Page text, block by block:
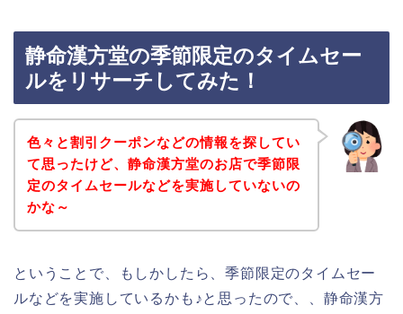
静命漢方堂の季節限定のタイムセー
ルをリサーチしてみた！
色々と割引クーポンなどの情報を探してい
て思ったけど、静命漢方堂のお店で季節限
定のタイムセールなどを実施していないの
かな～
ということで、もしかしたら、季節限定のタイムセー
ルなどを実施しているかも♪と思ったので、、静命漢方